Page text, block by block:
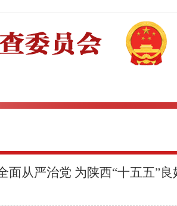
面从严治党 为陕西“十五五”